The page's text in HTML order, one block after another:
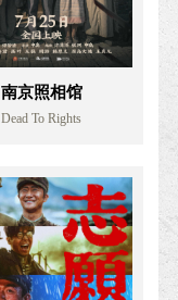
南京照相馆
Dead To Rights